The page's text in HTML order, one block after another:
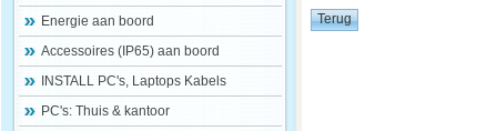
Energie aan boord
Accessoires (IP65) aan boord
INSTALL PC's, Laptops Kabels
PC's: Thuis & kantoor